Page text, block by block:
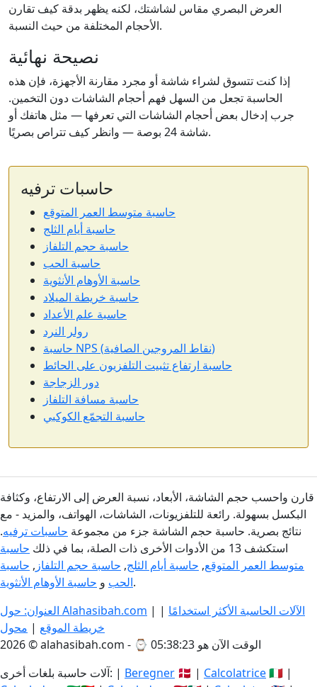
العرض البصري مقاس لشاشتك، لكنه يظهر بدقة كيف تقارن
الأحجام المختلفة من حيث النسبة.
نصيحة نهائية
إذا كنت تتسوق لشراء شاشة أو مجرد مقارنة الأجهزة، فإن هذه
الحاسبة تجعل من السهل فهم أحجام الشاشات دون التخمين.
جرب إدخال بعض أحجام الشاشات التي تعرفها — مثل هاتفك أو
شاشة 24 بوصة — وانظر كيف تتراص بصريًا.
حاسبات ترفيه
حاسبة متوسط العمر المتوقع
حاسبة أيام الثلج
حاسبة حجم التلفاز
حاسبة الحب
حاسبة الأوهام الأنثوية
حاسبة خريطة الميلاد
حاسبة علم الأعداد
رولر النرد
حاسبة NPS (نقاط المروجين الصافية)
حاسبة ارتفاع تثبيت التلفزيون على الحائط
دور الزجاجة
حاسبة مسافة التلفاز
حاسبة التجمّع الكوكبي
قارن واحسب حجم الشاشة، الأبعاد، نسبة العرض إلى الارتفاع، وكثافة
البكسل بسهولة. رائعة للتلفزيونات، الشاشات، الهواتف، والمزيد - مع
نتائج بصرية. حاسبة حجم الشاشة جزء من مجموعة حاسبات ترفيه.
استكشف 13 من الأدوات الأخرى ذات الصلة، بما في ذلك
حاسبة
متوسط العمر المتوقع, حاسبة أيام الثلج, حاسبة حجم التلفاز , حاسبة
الحب و حاسبة الأوهام الأنثوية
.
العنوان: حول Alahasibah.com | الآلات الحاسبة الأكثر استخدامًا |
خريطة الموقع | محول
2026 © alahasibah.com - ⌚
الوقت الآن هو 05:38:23
آلات حاسبة بلغات أخرى: | Beregner 🇩🇰 | Calcolatrice🇮🇹 |